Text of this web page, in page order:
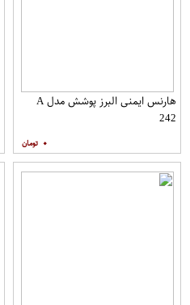
هارنس ایمنی البرز پوشش مدل A
242
۰